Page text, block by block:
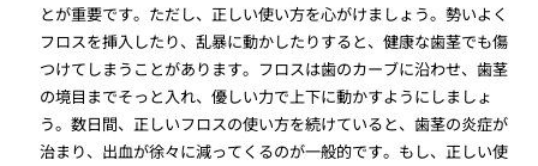
とが重要です。ただし、正しい使い方を心がけましょう。勢いよく
フロスを挿入したり、乱暴に動かしたりすると、健康な歯茎でも傷
つけてしまうことがあります。フロスは歯のカーブに沿わせ、歯茎
の境目までそっと入れ、優しい力で上下に動かすようにしましょ
う。数日間、正しいフロスの使い方を続けていると、歯茎の炎症が
治まり、出血が徐々に減ってくるのが一般的です。もし、正しい使